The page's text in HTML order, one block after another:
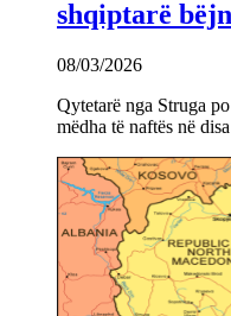
shqiptarë
08/03/2026
Qytetarë nga Struga
mëdha të naftës në